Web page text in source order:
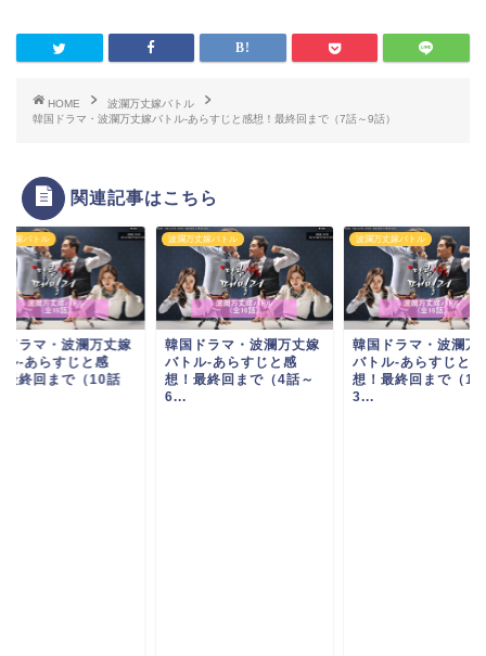
HOME
波瀾万丈嫁バトル
韓国ドラマ・波瀾万丈嫁バトル-あらすじと感想！最終回まで（7話～9話）
関連記事はこちら
丈嫁バトル
ドラマ・波瀾万丈嫁
ル-あらすじと感
最終回まで（10話
波瀾万丈嫁バトル
韓国ドラマ・波瀾万丈嫁
バトル-あらすじと感
想！最終回まで（4話～
6...
波瀾万丈嫁バトル
韓国ドラマ・波瀾万
バトル-あらすじと感
想！最終回まで（1
3...